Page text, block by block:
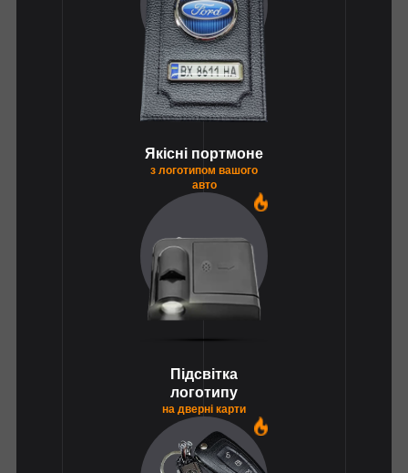
Якісні портмоне
з логотипом вашого
авто
Підсвітка
логотипу
на дверні карти